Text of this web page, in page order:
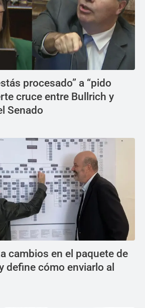
procesado” a “pido
cruce entre Bullrich y
Senado
cambios en el paquete de
define cómo enviarlo al